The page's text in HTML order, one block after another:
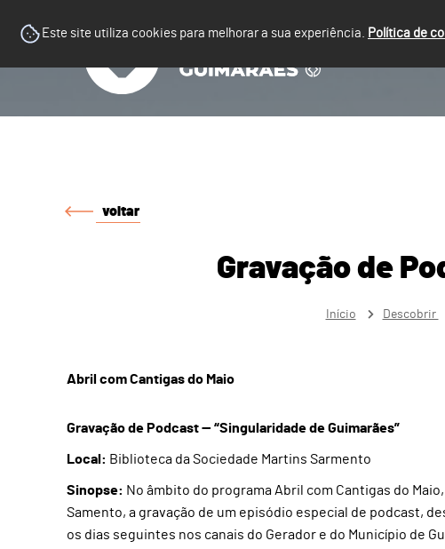
Este site utiliza cookies para melhorar a sua experiência. Política de
voltar
Gravação de
Início Descobrir
Abril com Cantigas do Maio
Gravação de Podcast — “Singularidade de Guimarães”
Local: Biblioteca da Sociedade Martins Sarmento
Sinopse: No âmbito do programa Abril com Cantigas do
Samento, a gravação de um episódio especial de podcast,
os dias seguintes nos canais do Gerador e do Município de